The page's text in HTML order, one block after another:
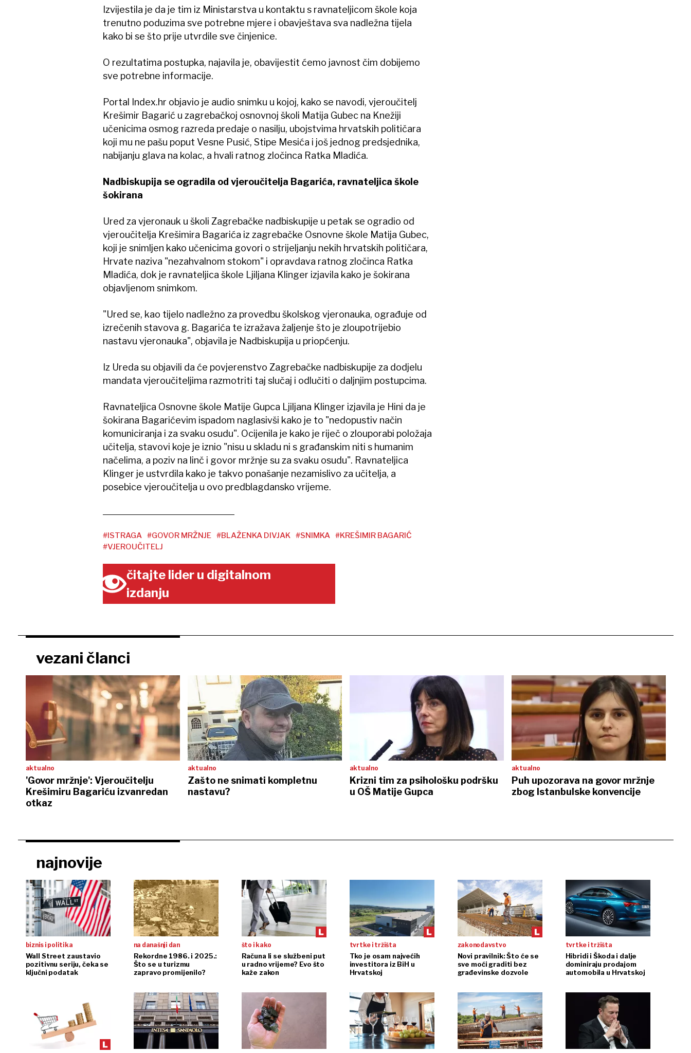
Izvijestila je da je tim iz Ministarstva u kontaktu s ravnateljicom škole koja
trenutno poduzima sve potrebne mjere i obavještava sva nadležna tijela
kako bi se što prije utvrdile sve činjenice.
O rezultatima postupka, najavila je, obavijestit ćemo javnost čim dobijemo
sve potrebne informacije.
Portal Index.hr objavio je audio snimku u kojoj, kako se navodi, vjeroučitelj
Krešimir Bagarić u zagrebačkoj osnovnoj školi Matija Gubec na Knežiji
učenicima osmog razreda predaje o nasilju, ubojstvima hrvatskih političara
koji mu ne pašu poput Vesne Pusić, Stipe Mesića i još jednog predsjednika,
nabijanju glava na kolac, a hvali ratnog zločinca Ratka Mladića.
Nadbiskupija se ogradila od vjeroučitelja Bagarića, ravnateljica škole
šokirana
Ured za vjeronauk u školi Zagrebačke nadbiskupije u petak se ogradio od
vjeroučitelja Krešimira Bagarića iz zagrebačke Osnovne škole Matija Gubec,
koji je snimljen kako učenicima govori o strijeljanju nekih hrvatskih političara,
Hrvate naziva "nezahvalnom stokom" i opravdava ratnog zločinca Ratka
Mladića, dok je ravnateljica škole Ljiljana Klinger izjavila kako je šokirana
objavljenom snimkom.
"Ured se, kao tijelo nadležno za provedbu školskog vjeronauka, ograđuje od
izrečenih stavova g. Bagarića te izražava žaljenje što je zloupotrijebio
nastavu vjeronauka", objavila je Nadbiskupija u priopćenju.
Iz Ureda su objavili da će povjerenstvo Zagrebačke nadbiskupije za dodjelu
mandata vjeroučiteljima razmotriti taj slučaj i odlučiti o daljnjim postupcima.
Ravnateljica Osnovne škole Matije Gupca Ljiljana Klinger izjavila je Hini da je
šokirana Bagarićevim ispadom naglasivši kako je to "nedopustiv način
komuniciranja i za svaku osudu". Ocijenila je kako je riječ o zlouporabi položaja
učitelja, stavovi koje je iznio "nisu u skladu ni s građanskim niti s humanim
načelima, a poziv na linč i govor mržnje su za svaku osudu". Ravnateljica
Klinger je ustvrdila kako je takvo ponašanje nezamislivo za učitelja, a
posebice vjeroučitelja u ovo predblagdansko vrijeme.
#ISTRAGA #GOVOR MRŽNJE #BLAŽENKA DIVJAK #SNIMKA #KREŠIMIR BAGARIĆ
#VJEROUČITELJ
čitajte lider u digitalnom
izdanju
vezani članci
aktualno
'Govor mržnje': Vjeroučitelju
Krešimiru Bagariću izvanredan
otkaz
aktualno
Zašto ne snimati kompletnu
nastavu?
aktualno
Krizni tim za psihološku podršku
u OŠ Matije Gupca
aktualno
Puh upozorava na govor mržnje
zbog Istanbulske konvencije
najnovije
biznis i politika
Wall Street zaustavio
pozitivnu seriju, čeka se
ključni podatak
na današnji dan
Rekordne 1986. i 2025.:
Što se u turizmu
zapravo promijenilo?
što i kako
Računa li se službeni put
u radno vrijeme? Evo što
kaže zakon
tvrtke i tržišta
Tko je osam najvećih
investitora iz BiH u
Hrvatskoj
zakonodavstvo
Novi pravilnik: Što će se
sve moći graditi bez
građevinske dozvole
tvrtke i tržišta
Hibridi i Škoda i dalje
dominiraju prodajom
automobila u Hrvatskoj